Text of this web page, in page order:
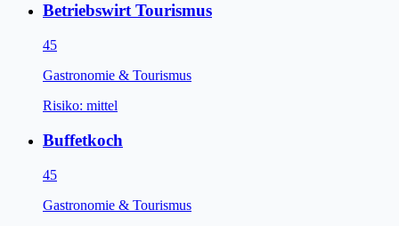
Betriebswirt Tourismus
45
Gastronomie & Tourismus
Risiko: mittel
Buffetkoch
45
Gastronomie & Tourismus